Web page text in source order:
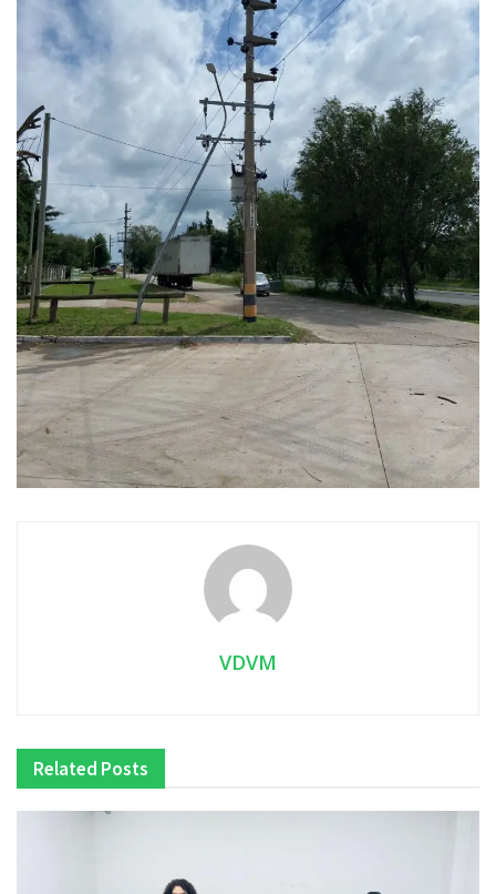
VDVM
Related Posts